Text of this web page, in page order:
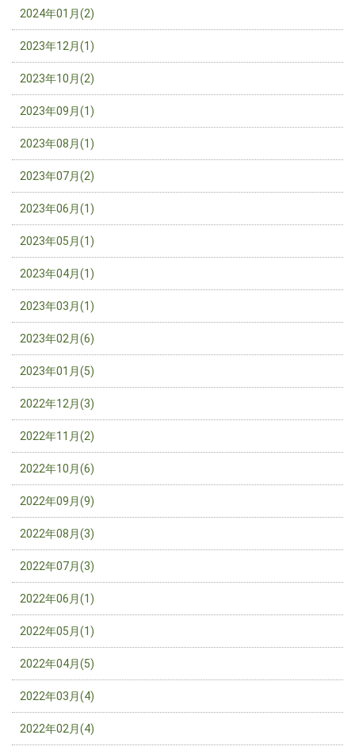
2024年01月(2)
2023年12月(1)
2023年10月(2)
2023年09月(1)
2023年08月(1)
2023年07月(2)
2023年06月(1)
2023年05月(1)
2023年04月(1)
2023年03月(1)
2023年02月(6)
2023年01月(5)
2022年12月(3)
2022年11月(2)
2022年10月(6)
2022年09月(9)
2022年08月(3)
2022年07月(3)
2022年06月(1)
2022年05月(1)
2022年04月(5)
2022年03月(4)
2022年02月(4)